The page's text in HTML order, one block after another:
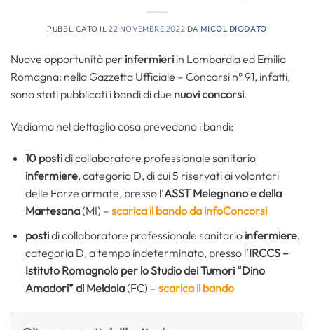
PUBBLICATO IL22 NOVEMBRE 2022 DA MICOL DIODATO
Nuove opportunità per infermieri in Lombardia ed Emilia
Romagna: nella Gazzetta Ufficiale – Concorsi n° 91, infatti,
sono stati pubblicati i bandi di due nuovi concorsi.
Vediamo nel dettaglio cosa prevedono i bandi:
10 postidi collaboratore professionale sanitario
infermiere, categoria D, di cui 5 riservati ai volontari
delle Forze armate, presso l’ASST Melegnano e della
Martesana(MI) – scarica il bando da infoConcorsi
postidi collaboratore professionale sanitario infermiere,
categoria D, a tempo indeterminato, presso l’IRCCS –
Istituto Romagnolo per lo Studio dei Tumori “Dino
Amadori” di Meldola(FC) – scarica il bando